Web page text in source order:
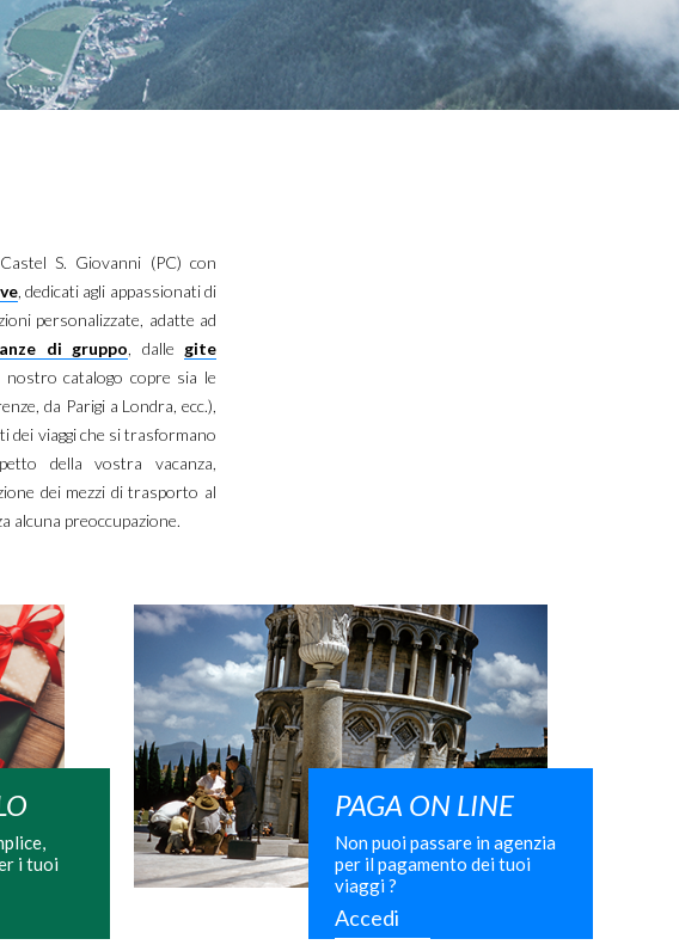
S. Giovanni (PC) con
, dedicati agli appassionati di
personalizzate, adatte ad
di gruppo, dalle gite
nostro catalogo copre sia le
da Parigi a Londra, ecc.),
dei viaggi che si trasformano
della vostra vacanza,
dei mezzi di trasporto al
alcuna preoccupazione.
PAGA ON LINE
Non puoi passare in agenzia
per il pagamento dei tuoi
viaggi ?
Accedi
i tuoi